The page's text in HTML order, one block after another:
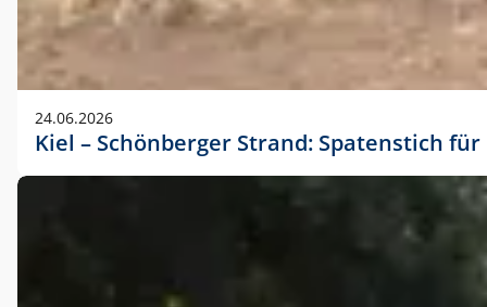
24.06.2026
Kiel – Schönberger Strand: Spatenstich